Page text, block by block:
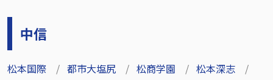
中信
松本国際 都市大塩尻 松商学園 松本深志